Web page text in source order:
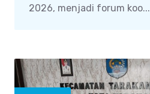
2026, menjadi forum koo...